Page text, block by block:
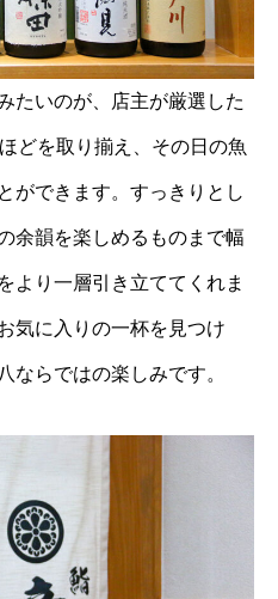
たいのが、店主が厳選した
どを取り揃え、その日の魚
ができます。すっきりとし
余韻を楽しめるものまで幅
より一層引き立ててくれま
気に入りの一杯を見つけ
ならではの楽しみです。